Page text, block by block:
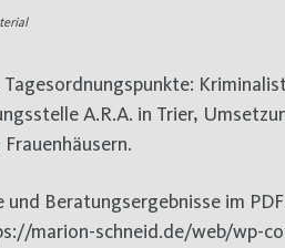
A.R.A. in Trier,
Beratungsergebnisse im
marion-schneid.de/web/wp-